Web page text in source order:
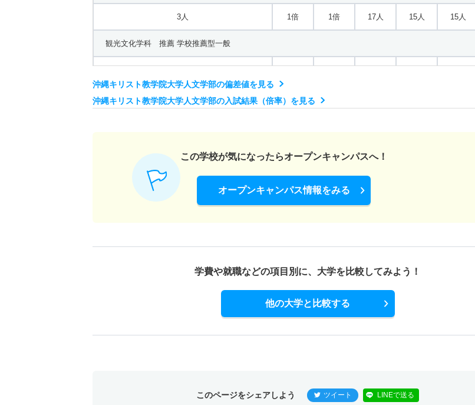
3人 1倍 1倍 17人 15人 15人
観光文化学科 推薦 学校推薦型一般
沖縄キリスト教学院大学人文学部の偏差値を見る
沖縄キリスト教学院大学人文学部の入試結果（倍率）を見る
この学校が気になったらオープンキャンパスへ！
オープンキャンパス情報をみる
学費や就職などの項目別に、 大学を比較してみよう！
他の大学と比較する
このページをシェアしよう ツイート LINEで送る